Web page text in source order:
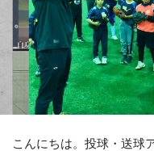
こんにちは。投球・送球